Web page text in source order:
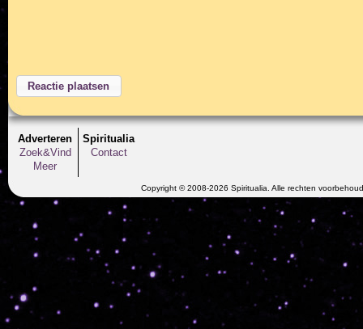
Adverteren
Zoek&Vind
Meer
Spiritualia
Contact
Copyright © 2008-2026 Spiritualia. Alle rechten